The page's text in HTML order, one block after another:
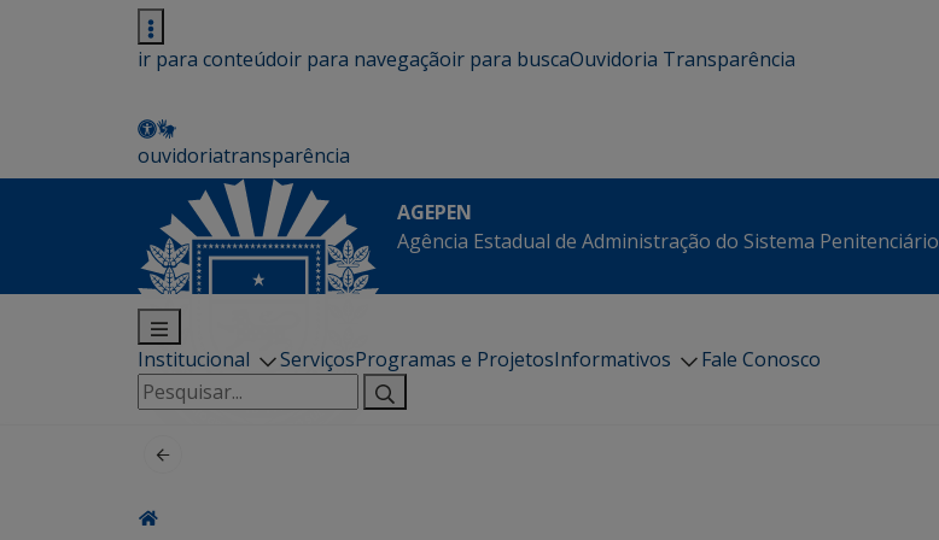
ir para conteúdoir para navegaçãoir para buscaOuvidoria Transparência
ouvidoriatransparência
AGEPEN
Agência Estadual de Administração do Sistema Penitenciário
Institucional ServiçosProgramas e ProjetosInformativos
Fale Conosco
Pesquisar
por: